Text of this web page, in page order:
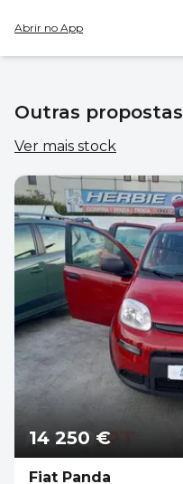
Abrir no App
Outras propostas
Ver mais stock
14 250 €
Fiat Panda